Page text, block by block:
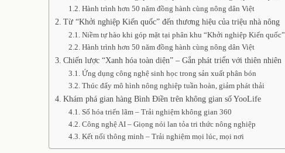
Hành trình hơn 50 năm đồng hành cùng nông dân Việt
Từ “Khởi nghiệp Kiến quốc” đến thương hiệu của triệu nhà nông
Niềm tự hào khi góp mặt tại phân khu “Khởi nghiệp Kiến quốc”
Hành trình hơn 50 năm đồng hành cùng nông dân Việt
Chiến lược “Xanh hóa toàn diện” – Gắn phát triển với thiên nhiên
Ứng dụng công nghệ sinh học trong sản xuất phân bón
Thúc đẩy mô hình nông nghiệp tuần hoàn, giảm phát thải
Khám phá gian hàng Bình Điền trên không gian số YooLife
Số hóa triển lãm – Trải nghiệm không gian 360
Công nghệ AI – Giọng nói lan tỏa tri thức nông nghiệp
Kết nối thông minh – Trải nghiệm mọi lúc, mọi nơi